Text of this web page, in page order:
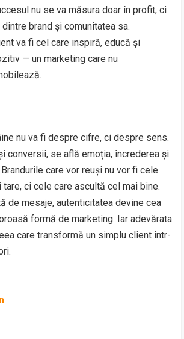
nu se va măsura doar în profit, ci
brand și comunitatea sa.
va fi cel care inspiră, educă și
— un marketing care nu
nu va fi despre cifre, ci despre sens.
conversii, se află emoția, încrederea și
care vor reuși nu vor fi cele
ci cele care ascultă cel mai bine.
de mesaje, autenticitatea devine cea
formă de marketing. Iar adevărata
care transformă un simplu client într-